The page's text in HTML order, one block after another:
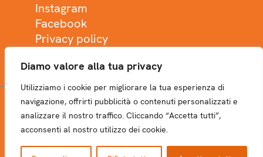
Diamo valore alla tua privacy
Utilizziamo i cookie per migliorare la tua esperienza di
navigazione, offrirti pubblicità o contenuti personalizzati e
analizzare il nostro traffico. Cliccando “Accetta tutti”,
acconsenti al nostro utilizzo dei cookie.
Instagram
Facebook
Privacy policy
NEWSLETTER